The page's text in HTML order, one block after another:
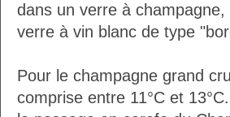
dans un verre à
verre à vin blanc de type
Pour le champagne grand
comprise entre 11°C et